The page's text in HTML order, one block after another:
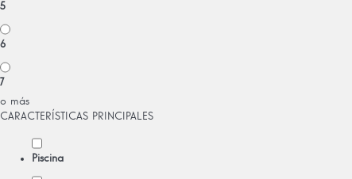
5
6
7
o más
CARACTERÍSTICAS PRINCIPALES
Piscina